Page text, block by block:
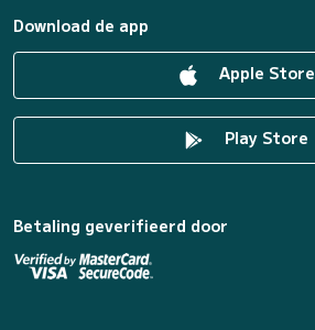
Download de app
Apple Store
Play Store
Betaling geverifieerd door